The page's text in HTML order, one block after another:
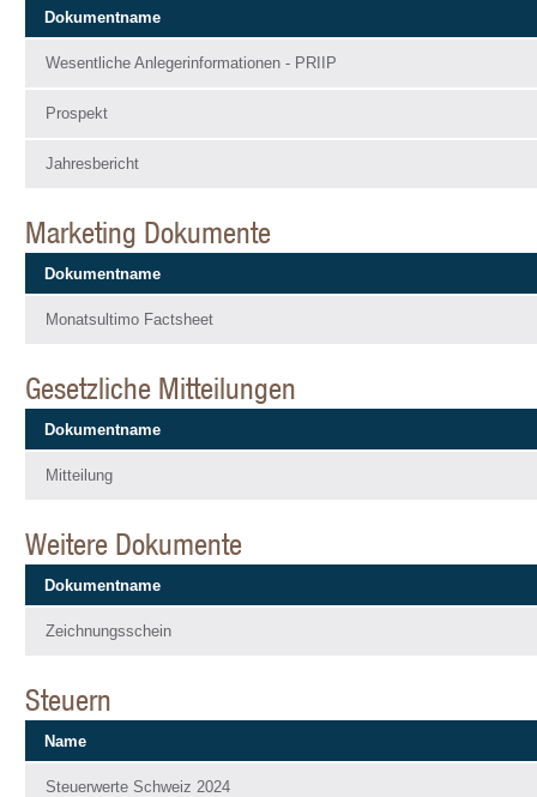
Dokumentname
Wesentliche Anlegerinformationen - PRIIP
Prospekt
Jahresbericht
Marketing Dokumente
Dokumentname
Monatsultimo Factsheet
Gesetzliche Mitteilungen
Dokumentname
Mitteilung
Weitere Dokumente
Dokumentname
Zeichnungsschein
Steuern
Name
Steuerwerte Schweiz 2024